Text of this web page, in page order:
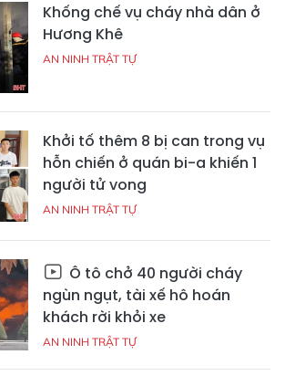
Khống chế vụ cháy nhà dân ở
Hương Khê
AN NINH TRẬT TỰ
Khởi tố thêm 8 bị can trong vụ
hỗn chiến ở quán bi-a khiến 1
người tử vong
AN NINH TRẬT TỰ
Ô tô chở 40 người cháy
ngùn ngụt, tài xế hô hoán
khách rời khỏi xe
AN NINH TRẬT TỰ